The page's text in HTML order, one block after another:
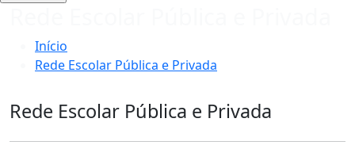
Início
Rede Escolar Pública e Privada
Rede Escolar Pública e Privada